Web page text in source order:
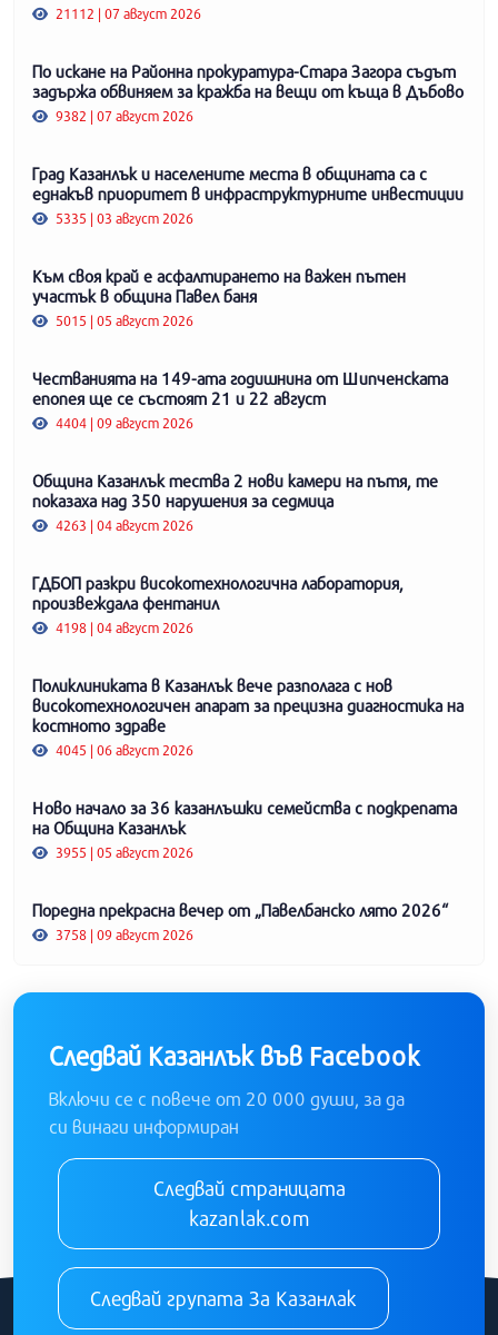
21112 | 07 август 2026
По искане на Районна прокуратура-Стара Загора съдът
задържа обвиняем за кражба на вещи от къща в Дъбово
9382 | 07 август 2026
Град Казанлък и населените места в общината са с
еднакъв приоритет в инфраструктурните инвестиции
5335 | 03 август 2026
Към своя край е асфалтирането на важен пътен
участък в община Павел баня
5015 | 05 август 2026
Честванията на 149-ата годишнина от Шипченската
епопея ще се състоят 21 и 22 август
4404 | 09 август 2026
Община Казанлък тества 2 нови камери на пътя, те
показаха над 350 нарушения за седмица
4263 | 04 август 2026
ГДБОП разкри високотехнологична лаборатория,
произвеждала фентанил
4198 | 04 август 2026
Поликлиниката в Казанлък вече разполага с нов
високотехнологичен апарат за прецизна диагностика на
костното здраве
4045 | 06 август 2026
Ново начало за 36 казанлъшки семейства с подкрепата
на Община Казанлък
3955 | 05 август 2026
Поредна прекрасна вечер от „Павелбанско лято 2026“
3758 | 09 август 2026
Следвай Казанлък във Facebook
Включи се с повече от 20 000 души, за да
си винаги информиран
Следвай страницата
kazanlak.com
Следвай групата За Казанлак